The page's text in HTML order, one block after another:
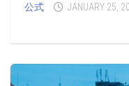
公式 JANUARY 25,